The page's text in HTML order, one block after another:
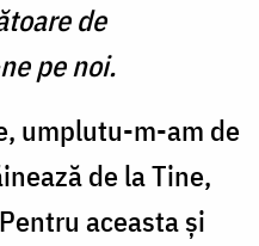
de
pe noi.
umplutu-m-am de
de la Tine,
aceasta şi